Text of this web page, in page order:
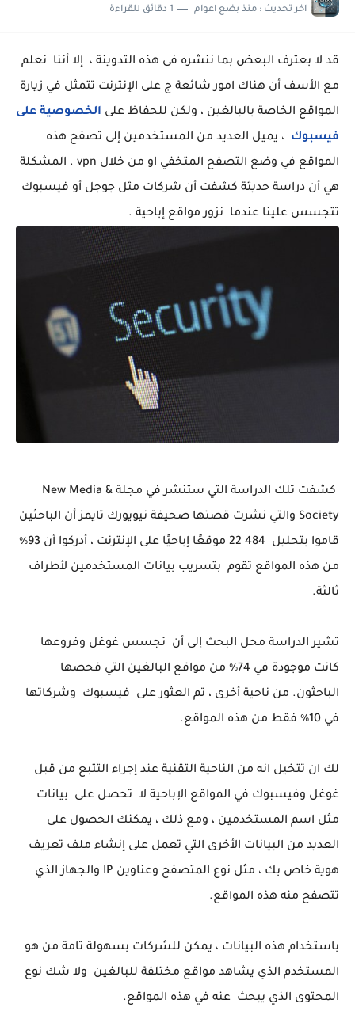
اخر تحديث : منذ بضع اعوام 1 دقائق للقراءة
قد لا بعترف البعض بما ننشره فى هذه التدوينة ، إلا أننا نعلم
مع الأسف أن هناك امور شائعة ج على الإنترنت تتمثل في زيارة
المواقع الخاصة بالبالغين ، ولكن للحفاظ على الخصوصية على
فيسبوك ، يميل العديد من المستخدمين إلى تصفح هذه
المواقع في وضع التصفح المتخفي او من خلال vpn . المشكلة
هي أن دراسة حديثة كشفت أن شركات مثل جوجل أو فيسبوك
تتجسس علينا عندما نزور مواقع إباحية .
كشفت تلك الدراسة التي ستنشر في مجلة New Media &
Society والتي نشرت قصتها صحيفة نيويورك تايمز أن الباحثين
قاموا بتحليل 484 22 موقعًا إباحيًا على الإنترنت ، أدركوا أن 93٪
من هذه المواقع تقوم بتسريب بيانات المستخدمين لأطراف
ثالثة.
تشير الدراسة محل البحث إلى أن تجسس غوغل وفروعها
كانت موجودة في 74٪ من مواقع البالغين التي فحصها
الباحثون. من ناحية أخرى ، تم العثور على فيسبوك وشركاتها
في 10٪ فقط من هذه المواقع.
لك ان تتخيل انه من الناحية التقنية عند إجراء التتبع من قبل
غوغل وفيسبوك في المواقع الإباحية لا تحصل على بيانات
مثل اسم المستخدمين ، ومع ذلك ، يمكنك الحصول على
العديد من البيانات الأخرى التي تعمل على إنشاء ملف تعريف
هوية خاص بك ، مثل نوع المتصفح وعناوين IP والجهاز الذي
تتصفح منه هذه المواقع.
باستخدام هذه البيانات ، يمكن للشركات بسهولة تامة من هو
المستخدم الذي يشاهد مواقع مختلفة للبالغين ولا شك نوع
المحتوى الذي يبحث عنه في هذه المواقع.